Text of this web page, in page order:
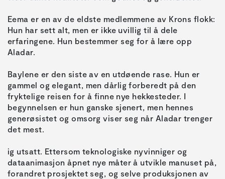
Eema er en av de eldste medlemmene av Krons flokk:
Hun har sett alt, men er ikke uvillig til å dele
erfaringene. Hun bestemmer seg for å lære opp
Baylene er den siste av en utdøende rase. Hun er
gammel og elegant, men dårlig forberedt på den
fryktelige reisen for å finne nye hekkesteder. I
begynnelsen er hun ganske sjenert, men hennes
generøsistet og omsorg viser seg når Aladar trenger
ig utsatt. Ettersom teknologiske nyvinniger og
dataanimasjon åpnet nye måter å utvikle manuset på,
forandret prosjektet seg, og selve produksjonen av